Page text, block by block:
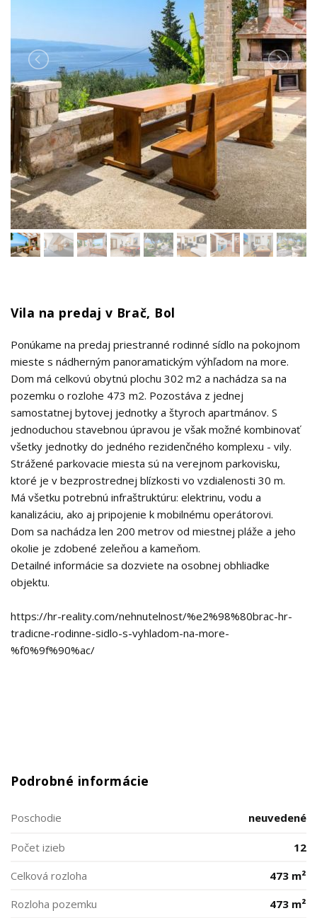
Vila na predaj v Brač, Bol
Ponúkame na predaj priestranné rodinné sídlo na pokojnom
mieste s nádherným panoramatickým výhľadom na more.
Dom má celkovú obytnú plochu 302 m2 a nachádza sa na
pozemku o rozlohe 473 m2. Pozostáva z jednej
samostatnej bytovej jednotky a štyroch apartmánov. S
jednoduchou stavebnou úpravou je však možné kombinovať
všetky jednotky do jedného rezidenčného komplexu - vily.
Strážené parkovacie miesta sú na verejnom parkovisku,
ktoré je v bezprostrednej blízkosti vo vzdialenosti 30 m.
Má všetku potrebnú infraštruktúru: elektrinu, vodu a
kanalizáciu, ako aj pripojenie k mobilnému operátorovi.
Dom sa nachádza len 200 metrov od miestnej pláže a jeho
okolie je zdobené zeleňou a kameňom.
Detailné informácie sa dozviete na osobnej obhliadke
objektu.
https://hr-reality.com/nehnutelnost/%e2%98%80brac-hr-
tradicne-rodinne-sidlo-s-vyhladom-na-more-
%f0%9f%90%ac/
Podrobné informácie
Poschodie neuvedené
Počet izieb
12
Celková rozloha
473 m²
Rozloha pozemku
473 m²